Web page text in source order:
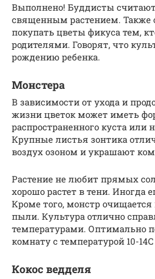
Выполнено! Буддисты
священным растением. Также
покупать цветы фикуса тем,
родителями. Говорят, что
рождению ребенка.
Монстера
В зависимости от ухода и
жизни цветок может иметь
распространенного куста или
Крупные листья зонтика
воздух озоном и украшают
Растение не любит прямых
хорошо растет в тени. Иногда
Кроме того, монстр
пыли. Культура отлично
температурами. Оптимально
комнату с температурой 10-
Кокос ведделя